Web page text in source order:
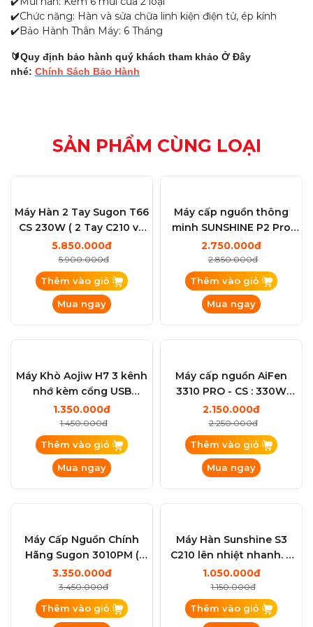
✔️Chức năng: Hàn và sửa chữa linh kiện điện tử, ép kính
✔️Bảo Hành Thân Máy: 6 Tháng
🔰Quy định bảo hành quý khách tham khảo Ở Đây
nhé: Chính Sách Bảo Hành
SẢN PHẨM CÙNG LOẠI
Máy Hàn 2 Tay Sugon T66
CS 230W ( 2 Tay C210 và
C245 Kèm 6 mũi )
5.850.000đ
5.900.000đ
Thêm vào giỏ
Mua ngay
Máy cấp nguồn thông
minh SUNSHINE P2 Pro
(30V - 5A / 330W)
2.750.000đ
2.850.000đ
Thêm vào giỏ
Mua ngay
Máy Khò Aojiw H7 3 kênh
nhớ kèm cổng USB
1000W / 100-500°C
1.350.000đ
1.450.000đ
Thêm vào giỏ
Mua ngay
Máy cấp nguồn AiFen
3310 PRO - CS : 330W
2026
2.150.000đ
2.250.000đ
Thêm vào giỏ
Mua ngay
Máy Cấp Nguồn Chính
Hãng Sugon 3010PM (
30V/10A ) CS 310W ( Đồng
Hồ 4 Số ) 2026
3.350.000đ
3.450.000đ
Thêm vào giỏ
Máy Hàn Sunshine S3
C210 lên nhiệt nhanh. 3
kênh nhớ ( Kèm mũi C210
Cắt )
1.050.000đ
1.150.000đ
Thêm vào giỏ
thấu (không tách đế lăng kính) từ
iPhone 13 đến iPhone 17
450.000đ
450.000đ